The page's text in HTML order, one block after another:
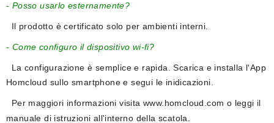
- Posso usarlo esternamente?
Il prodotto è certificato solo per ambienti interni.
- Come configuro il dispositivo wi-fi?
La configurazione è semplice e rapida. Scarica e installa l'App
Homcloud sullo smartphone e segui le inidicazioni.
Per maggiori informazioni visitawww.homcloud.com o leggi il
manuale di istruzioni all'interno della scatola.